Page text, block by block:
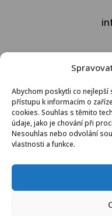
Abychom poskytli co nejlepší
přístupu k informacím o
cookies. Souhlas s těmito
údaje, jako je chování při
Nesouhlas nebo odvolání
vlastnosti a funkce.
•
•
VŠEOBECNÉ
© 2021 Žehli.cz –